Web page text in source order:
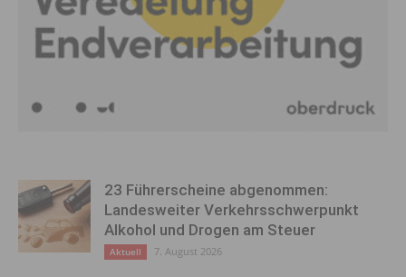
23 Führerscheine abgenommen:
Landesweiter Verkehrsschwerpunkt
Alkohol und Drogen am Steuer
Aktuell 7. August 2026